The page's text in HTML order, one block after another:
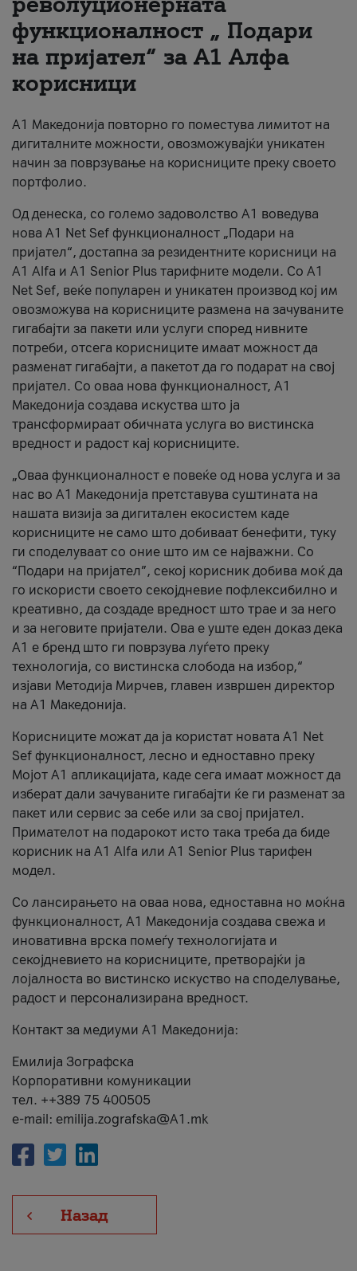
За нас
#ПодобарОнлајн
функционалност „ Подари
на пријател“ за А1 Алфа
корисници
А1 Македонија повторно го поместува лимитот на
дигиталните можности, овозможувајќи уникатен
начин за поврзување на корисниците преку своето
портфолио.
Од денеска, со големо задоволство А1 воведува
нова A1 Net Sef функционалност „Подари на
пријател“, достапна за резидентните корисници на
А1 Alfa и A1 Senior Plus тарифните модели. Со A1
Net Sef, веќе популарен и уникатен производ кој им
овозможува на корисниците размена на зачуваните
гигабајти за пакети или услуги според нивните
потреби, отсега корисниците имаат можност да
разменат гигабајти, а пакетот да го подарат на свој
пријател. Со оваа нова функционалност, А1
Македонија создава искуства што ја
трансформираат обичната услуга во вистинска
вредност и радост кај корисниците.
„Оваа функционалност е повеќе од нова услуга и за
нас во А1 Македонија претставува суштината на
нашата визија за дигитален екосистем каде
корисниците не само што добиваат бенефити, туку
ги споделуваат со оние што им се најважни. Со
“Подари на пријател”, секој корисник добива моќ да
го искористи своето секојдневие пофлексибилно и
креативно, да создаде вредност што трае и за него
и за неговите пријатели. Ова е уште еден доказ дека
А1 е бренд што ги поврзува луѓето преку
технологија, со вистинска слобода на избор,“
изјави Методија Мирчев, главен извршен директор
на А1 Македонија.
Корисниците можат да ја користат новата А1 Net
Sef функционалност, лесно и едноставно преку
Мојот А1 апликацијата, каде сега имаат можност да
изберат дали зачуваните гигабајти ќе ги разменат за
пакет или сервис за себе или за свој пријател.
Примателот на подарокот исто така треба да биде
корисник на А1 Alfa или A1 Senior Plus тарифен
модел.
Со лансирањето на оваа нова, едноставна но моќна
функционалност, А1 Македонија создава свежа и
иновативна врска помеѓу технологијата и
секојдневието на корисниците, претворајќи ја
лојалноста во вистинско искуство на споделување,
радост и персонализирана вредност.
Контакт за медиуми А1 Македонија:
Емилија Зографска
Корпоративни комуникации
тел. ++389 75 400505
e-mail: emilija.zografska@A1.mk
Назад